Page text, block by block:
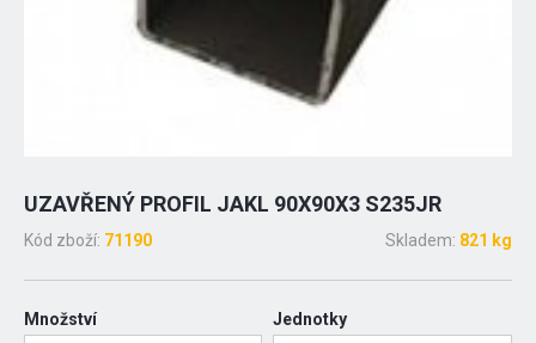
UZAVŘENÝ PROFIL JAKL 90X90X3 S235JR
Kód zboží: 71190 Skladem: 821 kg
Množství Jednotky